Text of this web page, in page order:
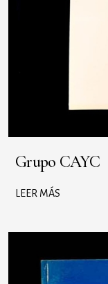
Grupo CAYC
LEER MÁS